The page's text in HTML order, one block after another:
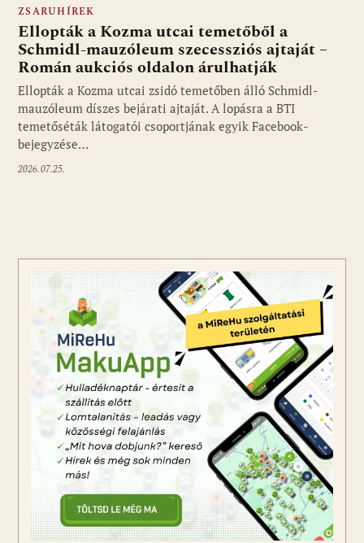
ZSARUHÍREK
Ellopták a Kozma utcai temetőből a
Schmidl-mauzóleum szecessziós ajtaját –
Román aukciós oldalon árulhatják
Ellopták a Kozma utcai zsidó temetőben álló Schmidl-
mauzóleum díszes bejárati ajtaját. A lopásra a BTI
temetőséták látogatói csoportjának egyik Facebook-
bejegyzése…
2026.07.25.